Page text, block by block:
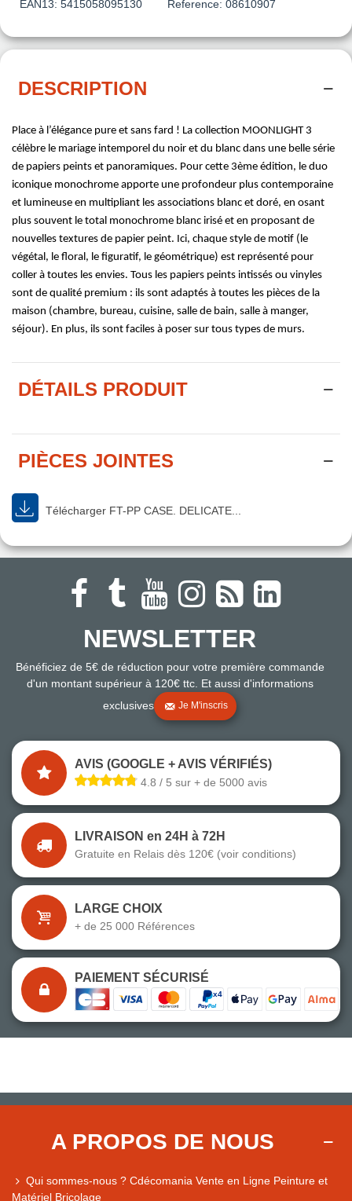
EAN13: 5415058095130 Reference: 08610907
DESCRIPTION
Place à l’élégance pure et sans fard ! La collection MOONLIGHT 3
célèbre le mariage intemporel du noir et du blanc dans une belle série
de papiers peints et panoramiques. Pour cette 3ème édition, le duo
iconique monochrome apporte une profondeur plus contemporaine
et lumineuse en multipliant les associations blanc et doré, en osant
plus souvent le total monochrome blanc irisé et en proposant de
nouvelles textures de papier peint. Ici, chaque style de motif (le
végétal, le floral, le figuratif, le géométrique) est représenté pour
coller à toutes les envies. Tous les papiers peints intissés ou vinyles
sont de qualité premium : ils sont adaptés à toutes les pièces de la
maison (chambre, bureau, cuisine, salle de bain, salle à manger,
séjour). En plus, ils sont faciles à poser sur tous types de murs.
DÉTAILS PRODUIT
PIÈCES JOINTES
Télécharger FT-PP CASE. DELICATE...
NEWSLETTER
Bénéficiez de 5€ de réduction pour votre première commande
d'un montant supérieur à 120€ ttc. Et aussi d'informations
exclusives
Je M'inscris
AVIS (GOOGLE + AVIS VÉRIFIÉS)
4.8 / 5 sur + de 5000 avis
LIVRAISON en 24H à 72H
Gratuite en Relais dès 120€ (voir conditions)
LARGE CHOIX
+ de 25 000 Références
PAIEMENT SÉCURISÉ
A PROPOS DE NOUS
Qui sommes-nous ? Cdécomania Vente en Ligne Peinture et
Matériel Bricolage